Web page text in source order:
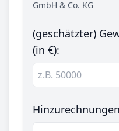
GmbH & Co. KG
(geschätzter)
(in €):